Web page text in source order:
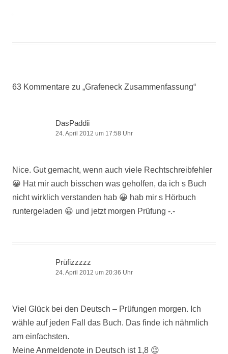
63 Kommentare zu „Grafeneck Zusammenfassung“
DasPaddii
24. April 2012 um 17:58 Uhr
Nice. Gut gemacht, wenn auch viele Rechtschreibfehler
😀 Hat mir auch bisschen was geholfen, da ich s Buch
nicht wirklich verstanden hab 😀 hab mir s Hörbuch
runtergeladen 😀 und jetzt morgen Prüfung -.-
Prüfizzzzz
24. April 2012 um 20:36 Uhr
Viel Glück bei den Deutsch – Prüfungen morgen. Ich
wähle auf jeden Fall das Buch. Das finde ich nähmlich
am einfachsten.
Meine Anmeldenote in Deutsch ist 1,8 😉